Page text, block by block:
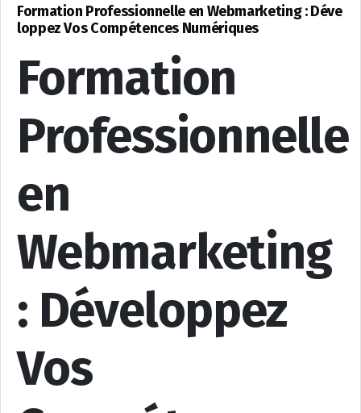
Formation Professionnelle en Webmarketing : Déve
loppez Vos Compétences Numériques
Formation
Professionnelle
en
Webmarketing
: Développez
Vos